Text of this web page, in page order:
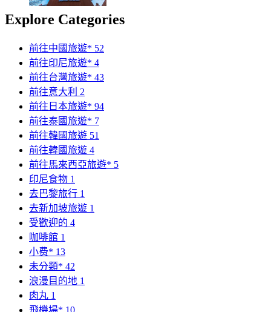
Explore Categories
前往中國旅遊* 52
前往印尼旅遊* 4
前往台灣旅遊* 43
前往意大利 2
前往日本旅遊* 94
前往泰國旅遊* 7
前往韓國旅遊 51
前往韓國旅遊 4
前往馬來西亞旅遊* 5
印尼食物 1
去巴黎旅行 1
去新加坡旅遊 1
受歡迎的 4
咖啡館 1
小费* 13
未分類* 42
浪漫目的地 1
肉丸 1
飛機場* 10